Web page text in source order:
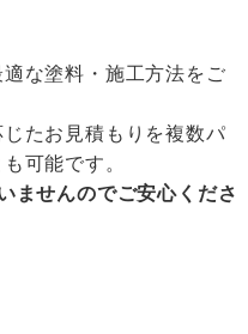
な塗料・施工方法をご
たお見積もりを複数パ
可能です。
ませんのでご安心くださ